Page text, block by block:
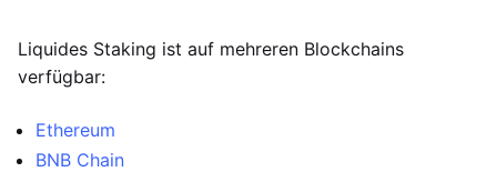
Liquides Staking ist auf mehreren Blockchains
verfügbar:
Ethereum
BNB Chain